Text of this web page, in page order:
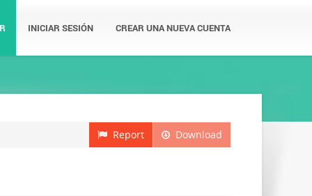
INICIAR SESIÓN CREAR UNA NUEVA CUENTA
Download
Report